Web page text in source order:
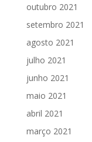
outubro 2021
setembro 2021
agosto 2021
julho 2021
junho 2021
maio 2021
abril 2021
março 2021